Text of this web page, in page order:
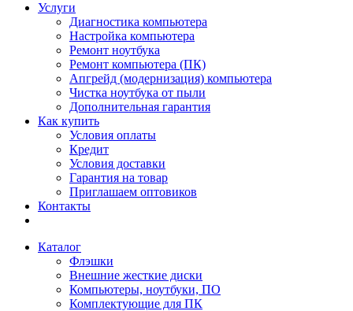
Услуги
Диагностика компьютера
Настройка компьютера
Ремонт ноутбука
Ремонт компьютера (ПК)
Апгрейд (модернизация) компьютера
Чистка ноутбука от пыли
Дополнительная гарантия
Как купить
Условия оплаты
Кредит
Условия доставки
Гарантия на товар
Приглашаем оптовиков
Контакты
Каталог
Флэшки
Внешние жесткие диски
Компьютеры, ноутбуки, ПО
Комплектующие для ПК